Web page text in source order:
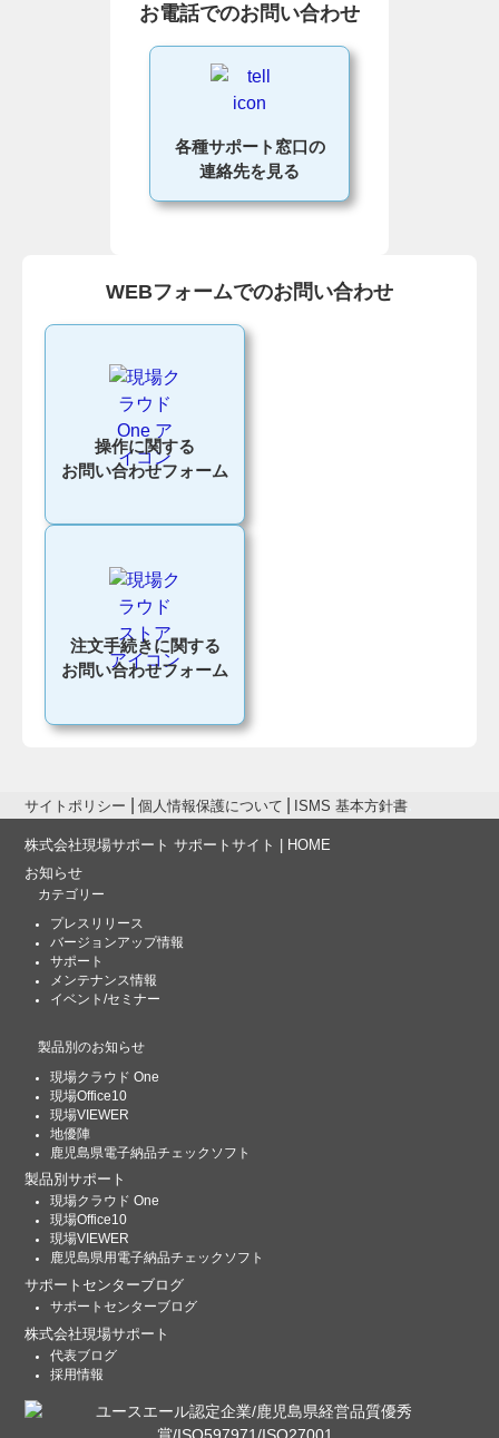
お電話でのお問い合わせ
各種サポート窓口の
連絡先を見る
WEBフォームでのお問い合わせ
操作に関する
お問い合わせフォーム
注文手続きに関する
お問い合わせフォーム
サイトポリシー 個人情報保護について ISMS 基本方針書
株式会社現場サポート サポートサイト | HOME
お知らせ
カテゴリー
プレスリリース
バージョンアップ情報
サポート
メンテナンス情報
イベント/セミナー
製品別のお知らせ
現場クラウド One
現場Office10
現場VIEWER
地優陣
鹿児島県電子納品チェックソフト
製品別サポート
現場クラウド One
現場Office10
現場VIEWER
鹿児島県用電子納品チェックソフト
サポートセンターブログ
サポートセンターブログ
株式会社現場サポート
代表ブログ
採用情報